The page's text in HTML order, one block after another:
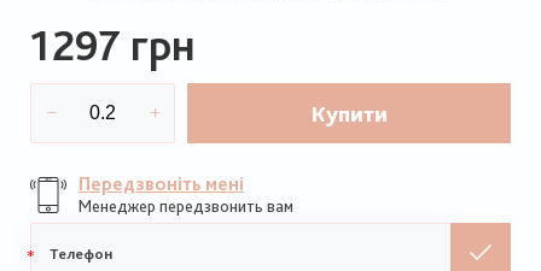
1297 грн
Купити
Передзвоніть мені
Менеджер передзвонить вам
телефон